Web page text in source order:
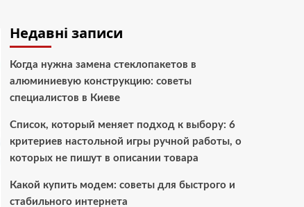
Недавні записи
Когда нужна замена стеклопакетов в
алюминиевую конструкцию: советы
специалистов в Киеве
Список, который меняет подход к выбору: 6
критериев настольной игры ручной работы, о
которых не пишут в описании товара
Какой купить модем: советы для быстрого и
стабильного интернета